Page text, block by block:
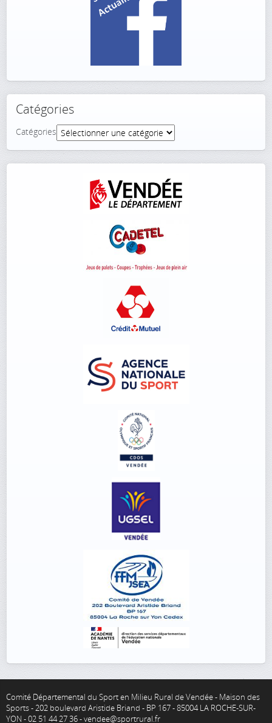
Catégories
Catégories
Comité Départemental du Sport en Milieu Rural de Vendée - Maison des
Sports - 202 boulevard Aristide Briand - BP 167 - 85004 LA ROCHE-SUR-
YON - 02 51 44 27 36 - vendee@sportrural.fr